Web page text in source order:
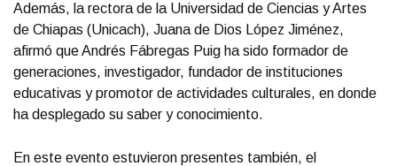
Además, la rectora de la Universidad de Ciencias y Artes
de Chiapas (Unicach), Juana de Dios López Jiménez,
afirmó que Andrés Fábregas Puig ha sido formador de
generaciones, investigador, fundador de instituciones
educativas y promotor de actividades culturales, en donde
ha desplegado su saber y conocimiento.
En este evento estuvieron presentes también, el